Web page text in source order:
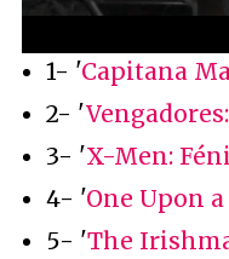
1- 'Capitana
2- '
3- 'X-Men:
4- 'One Upon
5- 'The